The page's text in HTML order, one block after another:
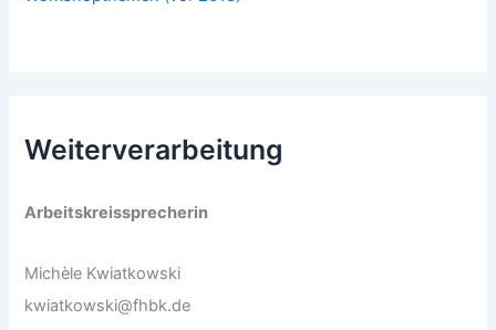
Weiterverarbeitung
Arbeitskreissprecherin
Michèle Kwiatkowski
kwiatkowski@fhbk.de